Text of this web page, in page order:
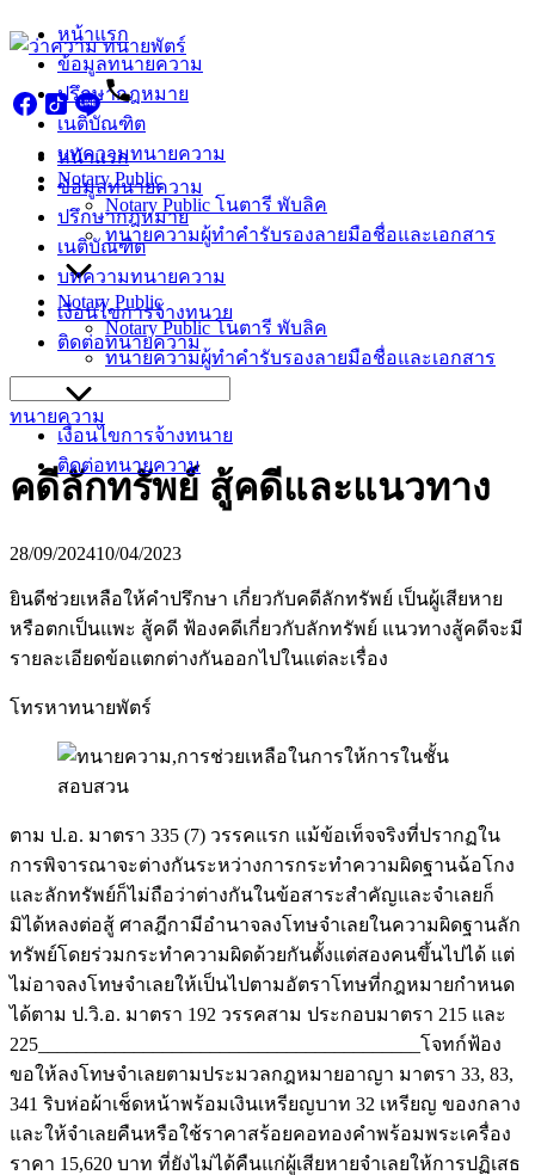
Skip
to
content
หน้าแรก
ข้อมูลทนายความ
ปรึกษากฎหมาย
เนติบัณฑิต
บทความทนายความ
Notary Public
Notary Public โนตารี พับลิค
ทนายความผู้ทำคำรับรองลายมือชื่อและเอกสาร
เงื่อนไขการจ้างทนาย
ติดต่อทนายความ
หน้าแรก
ข้อมูลทนายความ
ปรึกษากฎหมาย
เนติบัณฑิต
บทความทนายความ
Notary Public
Notary Public โนตารี พับลิค
ทนายความผู้ทำคำรับรองลายมือชื่อและเอกสาร
เงื่อนไขการจ้างทนาย
ติดต่อทนายความ
for:
ทนายความ
คดีลักทรัพย์ สู้คดีและแนวทาง
28/09/202410/04/2023
ยินดีช่วยเหลือให้คำปรึกษา เกี่ยวกับคดีลักทรัพย์ เป็นผู้เสียหาย
หรือตกเป็นแพะ สู้คดี ฟ้องคดีเกี่ยวกับลักทรัพย์ แนวทางสู้คดีจะมี
รายละเอียดข้อแตกต่างกันออกไปในแต่ละเรื่อง
โทรหาทนายพัตร์
ตาม ป.อ. มาตรา 335 (7) วรรคแรก แม้ข้อเท็จจริงที่ปรากฏใน
การพิจารณาจะต่างกันระหว่างการกระทำความผิดฐานฉ้อโกง
และลักทรัพย์ก็ไม่ถือว่าต่างกันในข้อสาระสำคัญและจำเลยก็
มิได้หลงต่อสู้ ศาลฎีกามีอำนาจลงโทษจำเลยในความผิดฐานลัก
ทรัพย์โดยร่วมกระทำความผิดด้วยกันตั้งแต่สองคนขึ้นไปได้ แต่
ไม่อาจลงโทษจำเลยให้เป็นไปตามอัตราโทษที่กฎหมายกำหนด
ได้ตาม ป.วิ.อ. มาตรา 192 วรรคสาม ประกอบมาตรา 215 และ
225________________________________________โจทก์ฟ้อง
ขอให้ลงโทษจำเลยตามประมวลกฎหมายอาญา มาตรา 33, 83,
341 ริบห่อผ้าเช็ดหน้าพร้อมเงินเหรียญบาท 32 เหรียญ ของกลาง
และให้จำเลยคืนหรือใช้ราคาสร้อยคอทองคำพร้อมพระเครื่อง
ราคา 15,620 บาท ที่ยังไม่ได้คืนแก่ผู้เสียหายจำเลยให้การปฏิเสธ